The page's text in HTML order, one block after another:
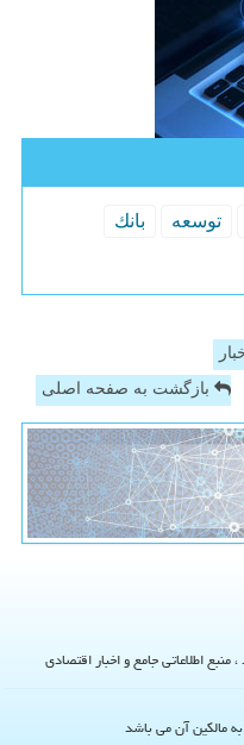
توسعه
بانك
بازگشت به صفحه اصلی
اطلاعاتی جامع و اخبار اقتصادی